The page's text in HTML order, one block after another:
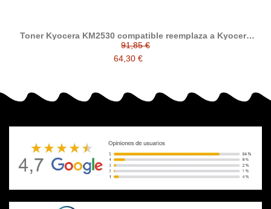
Toner Kyocera KM2530 compatible reemplaza a Kyocera
370AB000
91,85 €
64,30 €